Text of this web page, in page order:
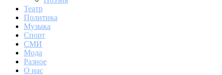
Театр
Политика
Музыка
Спорт
СМИ
Мода
Разное
О нас